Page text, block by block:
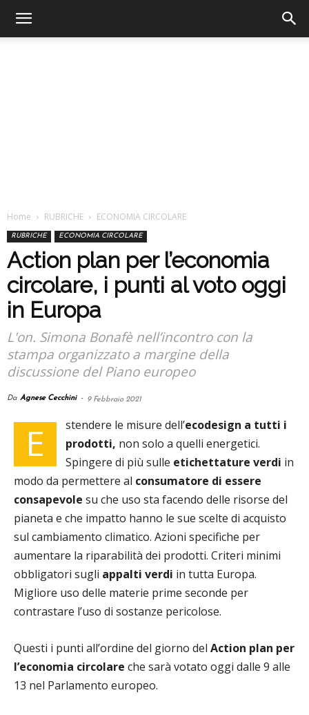
Home RUBRICHE ECONOMIA CIRCOLARE
RUBRICHE ECONOMIA CIRCOLARE
Action plan per l’economia
circolare, i punti al voto oggi
in Europa
L'on. Simona Bonafè nell’incontro con la
stampa organizzato a margine della
discussione del Piano europeo
Da Agnese Cecchini - 9 Febbraio 2021
E stendere le misure dell’ecodesign a tutti i
prodotti, non solo a quelli energetici.
Spingere di più sulle etichettature verdi in
modo da permettere al consumatore di essere
consapevole su che uso sta facendo delle risorse del
pianeta e che impatto hanno le sue scelte di acquisto
sul cambiamento climatico. Azioni specifiche per
aumentare la riparabilità dei prodotti. Criteri minimi
obbligatori sugli appalti verdi in tutta Europa.
Migliore uso delle materie prime seconde per
contrastare l’uso di sostanze pericolose.
Questi i punti all’ordine del giorno del Action plan per
l’economia circolare che sarà votato oggi dalle 9 alle
13 nel Parlamento europeo.